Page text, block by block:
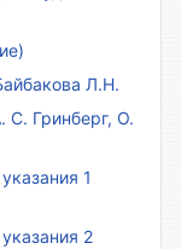
Л.Н.
С. Гринберг, О.
1
2